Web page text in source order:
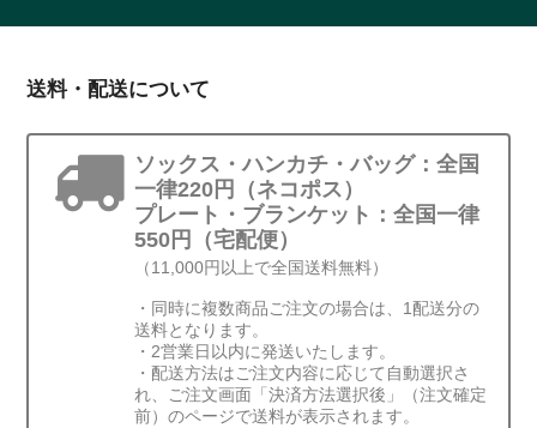
送料・配送について
ソックス・ハンカチ・バッグ：全国
一律220円（ネコポス）
プレート・ブランケット：全国一律
550円（宅配便）
（11,000円以上で全国送料無料）
・同時に複数商品ご注文の場合は、1配送分の
送料となります。
・2営業日以内に発送いたします。
・配送方法はご注文内容に応じて自動選択さ
れ、ご注文画面「決済方法選択後」（注文確定
前）のページで送料が表示されます。